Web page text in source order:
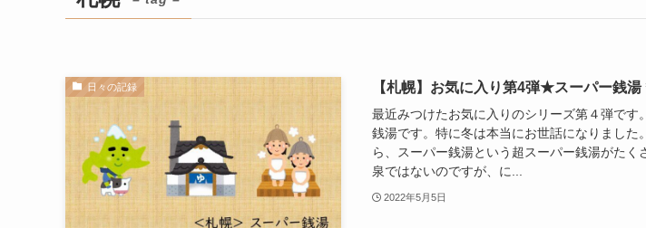
日々の記録 【札幌】お気に入り第4弾★スーパー銭湯
最近みつけたお気に入りのシリーズ第４弾です
銭湯です。特に冬は本当にお世話になりました
ら、スーパー銭湯という超スーパー銭湯がたく
泉ではないのですが、に...
2022年5月5日